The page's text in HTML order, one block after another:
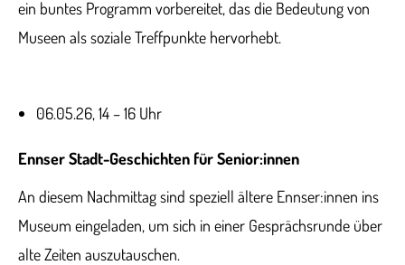
ein buntes Programm vorbereitet, das die Bedeutung von
Museen als soziale Treffpunkte hervorhebt.
06.05.26, 14 – 16 Uhr
Ennser Stadt-Geschichten für Senior:innen
An diesem Nachmittag sind speziell ältere Ennser:innen ins
Museum eingeladen, um sich in einer Gesprächsrunde über
alte Zeiten auszutauschen.